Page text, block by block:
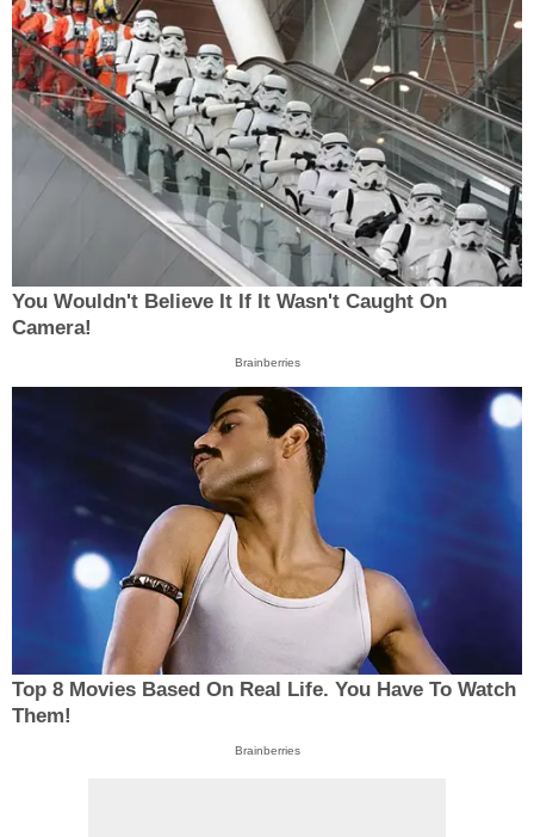
You Wouldn't Believe It If It Wasn't Caught On
Camera!
Brainberries
Top 8 Movies Based On Real Life. You Have To Watch
Them!
Brainberries